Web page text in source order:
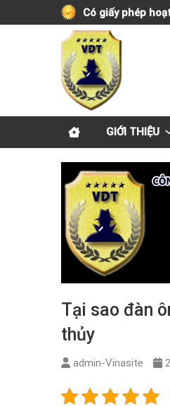
to
Có giấy phép
GIỚI THIỆU
Tại sao đàn
thủy
admin-Vinasite